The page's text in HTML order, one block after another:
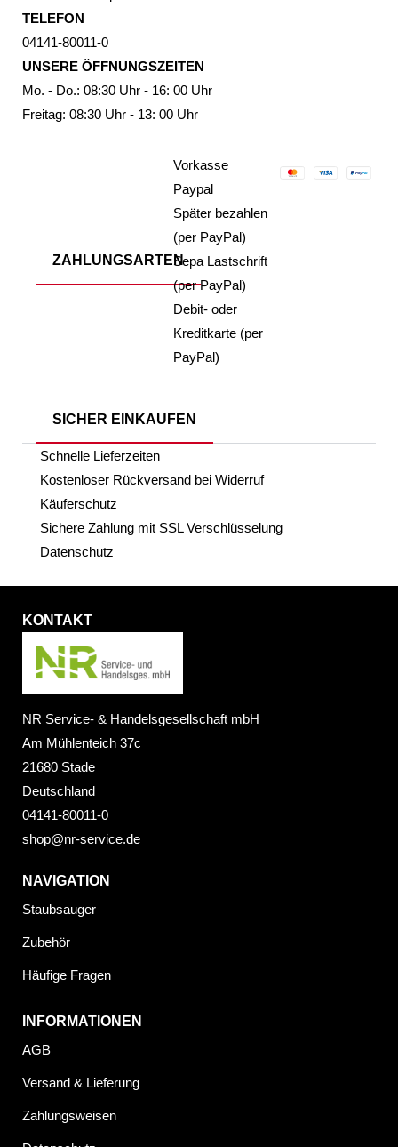
TELEFON
04141-80011-0
UNSERE ÖFFNUNGSZEITEN
Mo. - Do.: 08:30 Uhr - 16: 00 Uhr
Freitag: 08:30 Uhr - 13: 00 Uhr
ZAHLUNGSARTEN
Vorkasse
Paypal
Später bezahlen
(per PayPal)
Sepa Lastschrift
(per PayPal)
Debit- oder
Kreditkarte (per
PayPal)
SICHER EINKAUFEN
Schnelle Lieferzeiten
Kostenloser Rückversand bei Widerruf
Käuferschutz
Sichere Zahlung mit SSL Verschlüsselung
Datenschutz
KONTAKT
NR Service- & Handelsgesellschaft mbH
Am Mühlenteich 37c
21680 Stade
Deutschland
04141-80011-0
shop@nr-service.de
NAVIGATION
Staubsauger
Zubehör
Häufige Fragen
INFORMATIONEN
AGB
Versand & Lieferung
Zahlungsweisen